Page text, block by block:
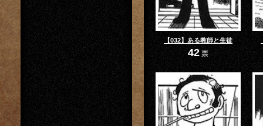
【032】ある教師と生徒
42 票